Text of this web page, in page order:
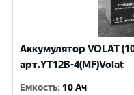
Аккумулятор VOLAT
арт.YT12B-4(MF)Volat
Емкость: 10 Ач